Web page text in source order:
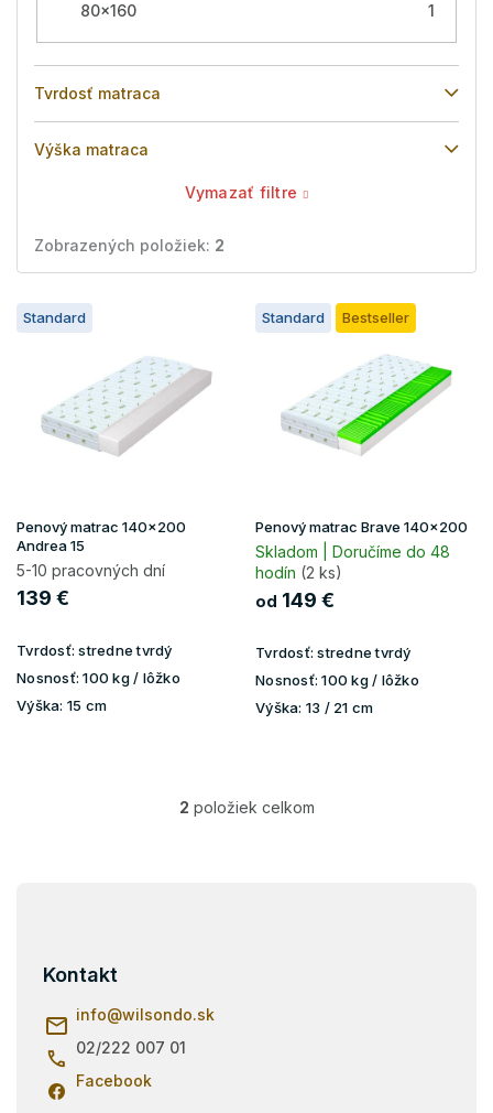
80x160 1
Tvrdosť matraca
Výška matraca
Vymazať filtre
Zobrazených položiek: 2
V
ý
u
k
t
o
Standard
Penový matrac 140x200
Andrea 15
5-10 pracovných dní
139 €
Tvrdosť: stredne tvrdý
Nosnosť: 100 kg / lôžko
Výška: 15 cm
Standard Bestseller
Penový matrac Brave 140x200
Skladom | Doručíme do 48
hodín (2 ks)
od 149 €
Tvrdosť: stredne tvrdý
Nosnosť: 100 kg / lôžko
Výška: 13 / 21 cm
O
2 položiek celkom
Kontakt
info@wilsondo.sk
02/222 007 01
Facebook